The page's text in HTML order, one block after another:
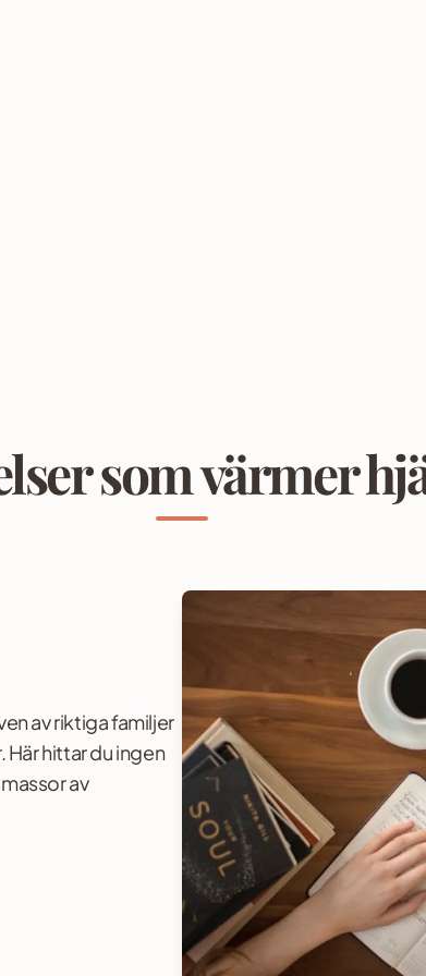
som värmer
av riktiga familjer
hittar du ingen
av